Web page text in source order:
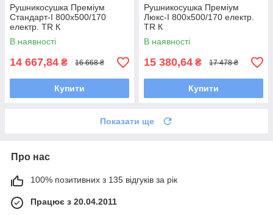
Рушникосушка Преміум
Стандарт-I 800х500/170
електр. TR К
В наявності
14 667,84 ₴ 16 668 ₴
Купити
Рушникосушка Преміум
Люкс-I 800х500/170 електр.
TR К
В наявності
15 380,64 ₴ 17 478 ₴
Купити
Показати ще
Про нас
100% позитивних з 135 відгуків за рік
Працює з 20.04.2011